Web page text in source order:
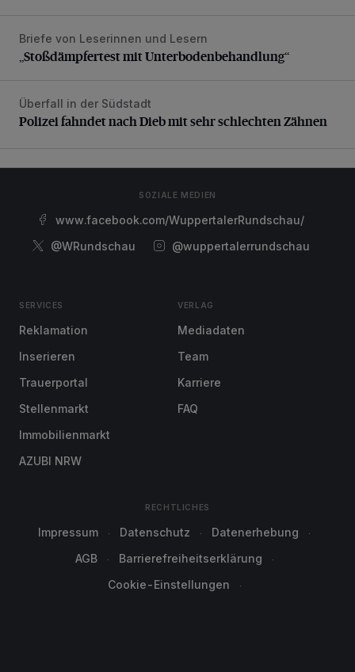
„Stoßdämpfertest mit Unterbodenbehandlung“
Briefe von Leserinnen und Lesern
„Stoßdämpfertest mit Unterbodenbehandlung“
Polizei fahndet nach Dieb mit sehr schlechten Zähnen
Überfall in der Südstadt
Polizei fahndet nach Dieb mit sehr schlechten Zähnen
SOZIALE MEDIEN
www.facebook.com/WuppertalerRundschau/
@WRundschau
@wuppertalerrundschau
SERVICES
Reklamation
Inserieren
Trauerportal
Stellenmarkt
Immobilienmarkt
AZUBI NRW
VERLAG
Mediadaten
Team
Karriere
FAQ
RECHTLICHES
Impressum Datenschutz
Datenerhebung
AGB
Barrierefreiheitserklärung
Cookie-Einstellungen